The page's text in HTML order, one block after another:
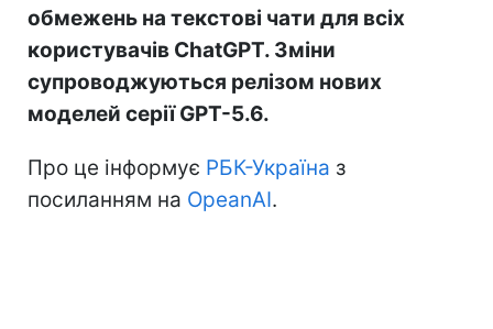
обмежень на текстові чати для всіх
користувачів ChatGPT. Зміни
супроводжуються релізом нових
моделей серії GPT-5.6.
Про це інформує РБК-Україна з
посиланням на OpeanAI.